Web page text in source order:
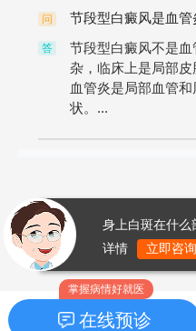
问 节段型白癜风是血管
答
节段型白癜风不是
杂，临床上是局部皮
血管炎是局部血管
状。...
掌握病情好就医
在线预诊
身上白斑在什么
详情
立即咨询